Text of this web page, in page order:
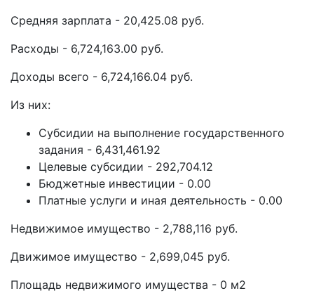
Средняя зарплата - 20,425.08 руб.
Расходы - 6,724,163.00 руб.
Доходы всего - 6,724,166.04 руб.
Из них:
Субсидии на выполнение государственного
задания - 6,431,461.92
Целевые субсидии - 292,704.12
Бюджетные инвестиции - 0.00
Платные услуги и иная деятельность - 0.00
Недвижимое имущество - 2,788,116 руб.
Движимое имущество - 2,699,045 руб.
Площадь недвижимого имущества - 0 м2